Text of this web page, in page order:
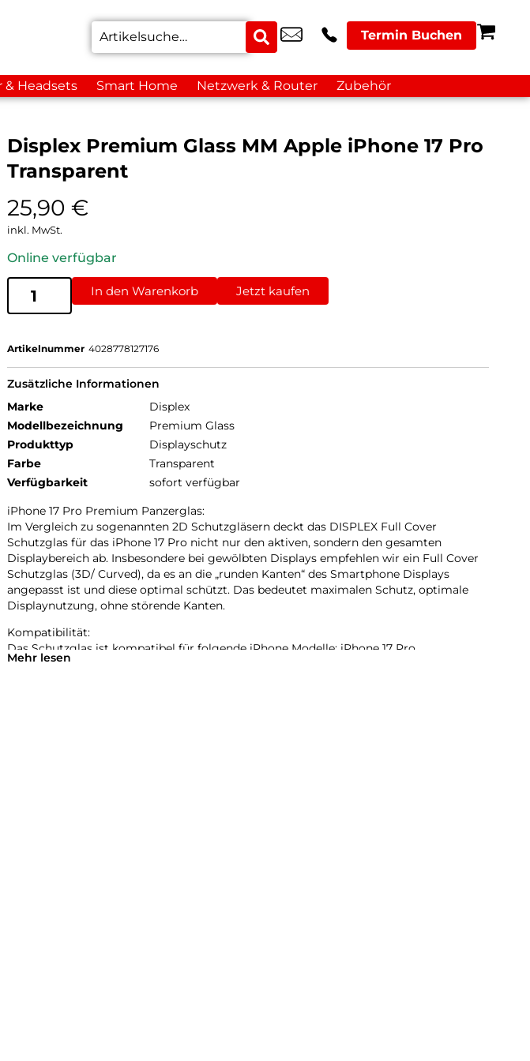
Termin Buchen
& Headsets Smart Home Netzwerk & Router Zubehör
Displex Premium Glass MM Apple iPhone 17 Pro
Transparent
25,90 €
inkl. MwSt.
Online verfügbar
In den Warenkorb Jetzt kaufen
Artikelnummer 4028778127176
Zusätzliche Informationen
Marke
Displex
Modellbezeichnung
Premium Glass
Produkttyp
Displayschutz
Farbe
Transparent
Verfügbarkeit
sofort verfügbar
iPhone 17 Pro Premium Panzerglas:
Im Vergleich zu sogenannten 2D Schutzgläsern deckt das DISPLEX Full Cover
Schutzglas für das iPhone 17 Pro nicht nur den aktiven, sondern den gesamten
Displaybereich ab. Insbesondere bei gewölbten Displays empfehlen wir ein Full Cover
Schutzglas (3D/ Curved), da es an die „runden Kanten“ des Smartphone Displays
angepasst ist und diese optimal schützt. Das bedeutet maximalen Schutz, optimale
Displaynutzung, ohne störende Kanten.
Kompatibilität:
Das Schutzglas ist kompatibel für folgende iPhone Modelle: iPhone 17 Pro.
Mehr lesen